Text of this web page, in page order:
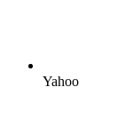
Yahoo